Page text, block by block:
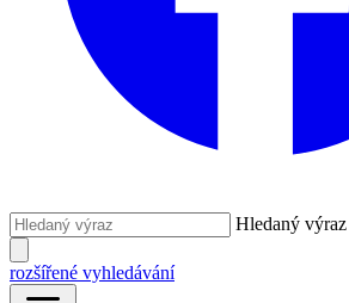
Hledaný výraz
rozšířené vyhledávání